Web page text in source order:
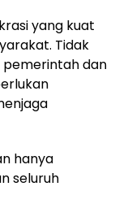
yang kuat
Tidak
pemerintah dan
hanya
seluruh